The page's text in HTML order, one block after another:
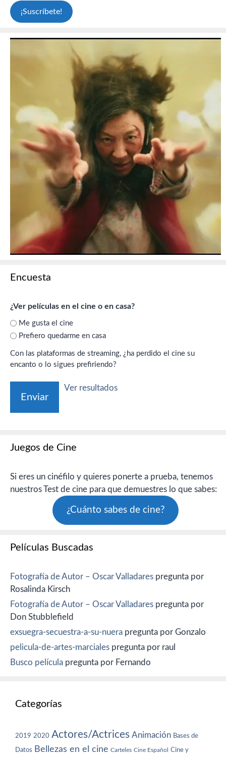
Encuesta
¿Ver películas en el cine o en casa?
Me gusta el cine
Prefiero quedarme en casa
Con las plataformas de streaming, ¿ha perdido el cine su
encanto o lo sigues prefiriendo?
Ver resultados
Juegos de Cine
Si eres un cinéfilo y quieres ponerte a prueba, tenemos
nuestros Test de cine para que demuestres lo que sabes:
¿Cuánto sabes de cine?
Películas Buscadas
Fotografía de Autor – Oscar Valladares pregunta por
Rosalinda Kirsch
Fotografía de Autor – Oscar Valladares pregunta por
Don Stubblefield
exsuegra-secuestra-a-su-nuera pregunta por Gonzalo
pelicula-de-artes-marciales pregunta por raul
Busco película pregunta por Fernando
Categorías
2019 2020 Actores/Actrices Animación Bases de
Datos Bellezas en el cine Carteles Cine Español Cine y